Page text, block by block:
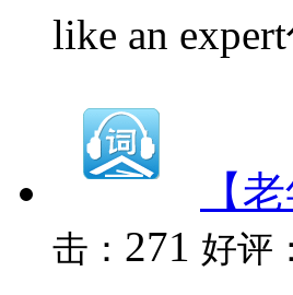
like an
【
击： 271 好评：